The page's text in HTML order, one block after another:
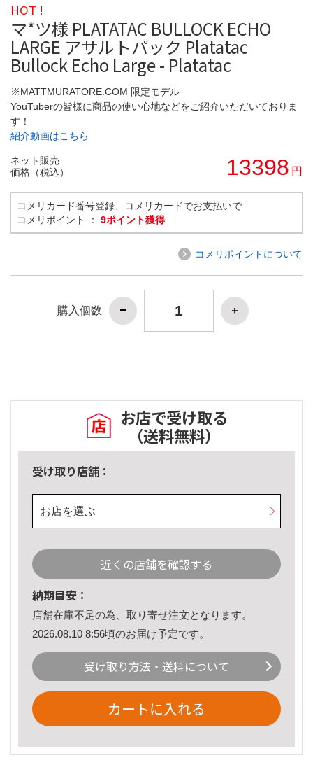
HOT !
マ*ツ様 PLATATAC BULLOCK ECHO
LARGE アサルトパック Platatac
Bullock Echo Large - Platatac
※MATTMURATORE.COM 限定モデル
YouTuberの皆様に商品の使い心地などをご紹介いただいておりま
す！
紹介動画はこちら
ネット販売
価格（税込）
13398 円
コメリカード番号登録、コメリカードでお支払いで
コメリポイント ： 9ポイント獲得
コメリポイントについて
購入個数
お店で受け取る
（送料無料）
受け取り店舗：
お店を選ぶ
近くの店舗を確認する
納期目安：
店舗在庫不足の為、取り寄せ注文となります。
2026.08.10 8:56頃のお届け予定です。
受け取り方法・送料について
カートに入れる